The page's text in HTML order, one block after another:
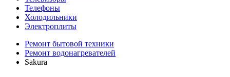
Телефоны
Холодильники
Электроплиты
Ремонт бытовой техники
Ремонт водонагревателей
Sakura